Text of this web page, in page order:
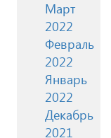
Март
2022
Февраль
2022
Январь
2022
Декабрь
2021